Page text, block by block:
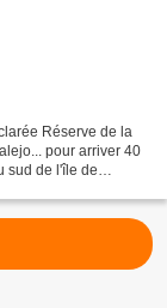
Réserve de la
pour arriver 40
sud de l'île de